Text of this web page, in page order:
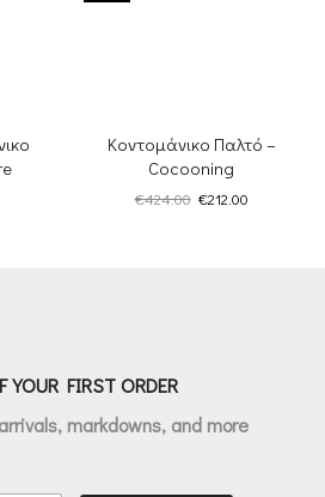
Κοντομάνικο Παλτό –
Cocooning
€424.00 Original
€212.00Η
YOUR FIRST ORDER
markdowns, and more